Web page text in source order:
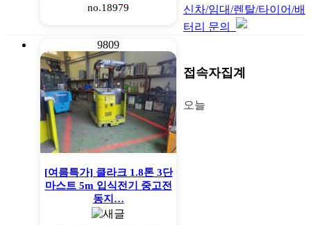
no.18979
9809
[여름특가] 클라크 1.8톤 3단
마스트 5m 입식전기 중고전
동지…
신차/임대/렌탈/타이어/배
터리 문의
접속자집계
오늘